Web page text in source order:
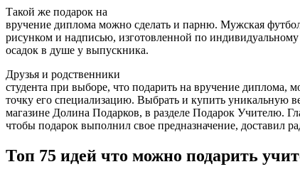
Такой же подарок на
вручение диплома можно сделать и парню. Мужская
рисунком и надписью, изготовленной по индивидуальному
осадок в душе у выпускника.
Друзья и родственники
студента при выборе, что подарить на вручение диплома,
точку его специализацию. Выбрать и купить уникальную
магазине Долина Подарков, в разделе Подарок Учителю.
чтобы подарок выполнил свое предназначение, доставил
Топ 75 идей что можно подарить